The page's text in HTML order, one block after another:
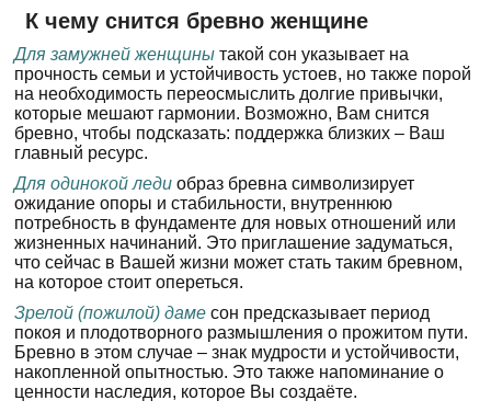
К чему снится бревно женщине
Для замужней женщины такой сон указывает на
прочность семьи и устойчивость устоев, но также порой
на необходимость переосмыслить долгие привычки,
которые мешают гармонии. Возможно, Вам снится
бревно, чтобы подсказать: поддержка близких – Ваш
главный ресурс.
Для одинокой леди образ бревна символизирует
ожидание опоры и стабильности, внутреннюю
потребность в фундаменте для новых отношений или
жизненных начинаний. Это приглашение задуматься,
что сейчас в Вашей жизни может стать таким бревном,
на которое стоит опереться.
Зрелой (пожилой) даме сон предсказывает период
покоя и плодотворного размышления о прожитом пути.
Бревно в этом случае – знак мудрости и устойчивости,
накопленной опытностью. Это также напоминание о
ценности наследия, которое Вы создаёте.